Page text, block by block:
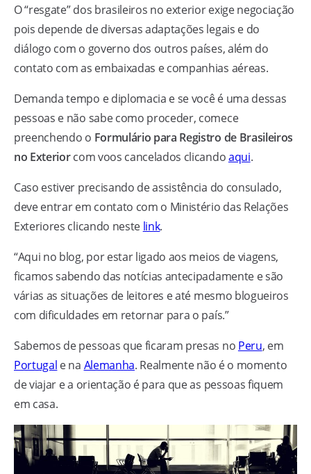
O “resgate” dos brasileiros no exterior exige negociação
pois depende de diversas adaptações legais e do
diálogo com o governo dos outros países, além do
contato com as embaixadas e companhias aéreas.
Demanda tempo e diplomacia e se você é uma dessas
pessoas e não sabe como proceder, comece
preenchendo o Formulário para Registro de Brasileiros
no Exteriorcom voos cancelados clicandoaqui.
Caso estiver precisando de assistência do consulado,
deve entrar em contato com o Ministério das Relações
Exteriores clicando neste link.
“Aqui no blog, por estar ligado aos meios de viagens,
ficamos sabendo das notícias antecipadamente e são
várias as situações de leitores e até mesmo blogueiros
com dificuldades em retornar para o país.”
Sabemos de pessoas que ficaram presas no Peru, em
Portugal e na Alemanha. Realmente não é o momento
de viajar e a orientação é para que as pessoas fiquem
em casa.